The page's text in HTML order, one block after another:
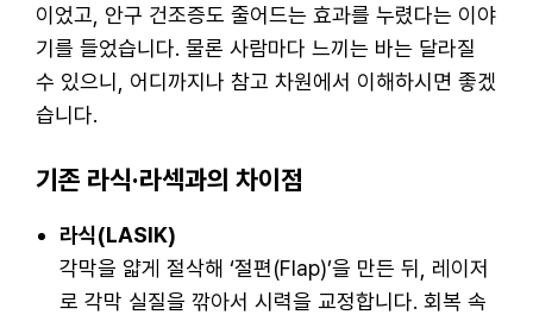
이었고, 안구 건조증도 줄어드는 효과를 누렸다는 이야
기를 들었습니다. 물론 사람마다 느끼는 바는 달라질
수 있으니, 어디까지나 참고 차원에서 이해하시면 좋겠
습니다.
기존 라식·라섹과의 차이점
라식(LASIK)
각막을 얇게 절삭해 ‘절편(Flap)’을 만든 뒤, 레이저
로 각막 실질을 깎아서 시력을 교정합니다. 회복 속